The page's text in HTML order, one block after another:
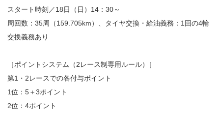
スタート時刻／18日（日）14：30～
周回数：35周（159.705km）、タイヤ交換・給油義務：1回の4輪
交換義務あり
［ポイントシステム（2レース制専用ルール）］
第1・2レースでの各付与ポイント
1位：5＋3ポイント
2位：4ポイント